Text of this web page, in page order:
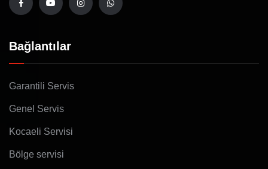
Bağlantılar
Garantili Servis
Genel Servis
Kocaeli Servisi
Bölge servisi